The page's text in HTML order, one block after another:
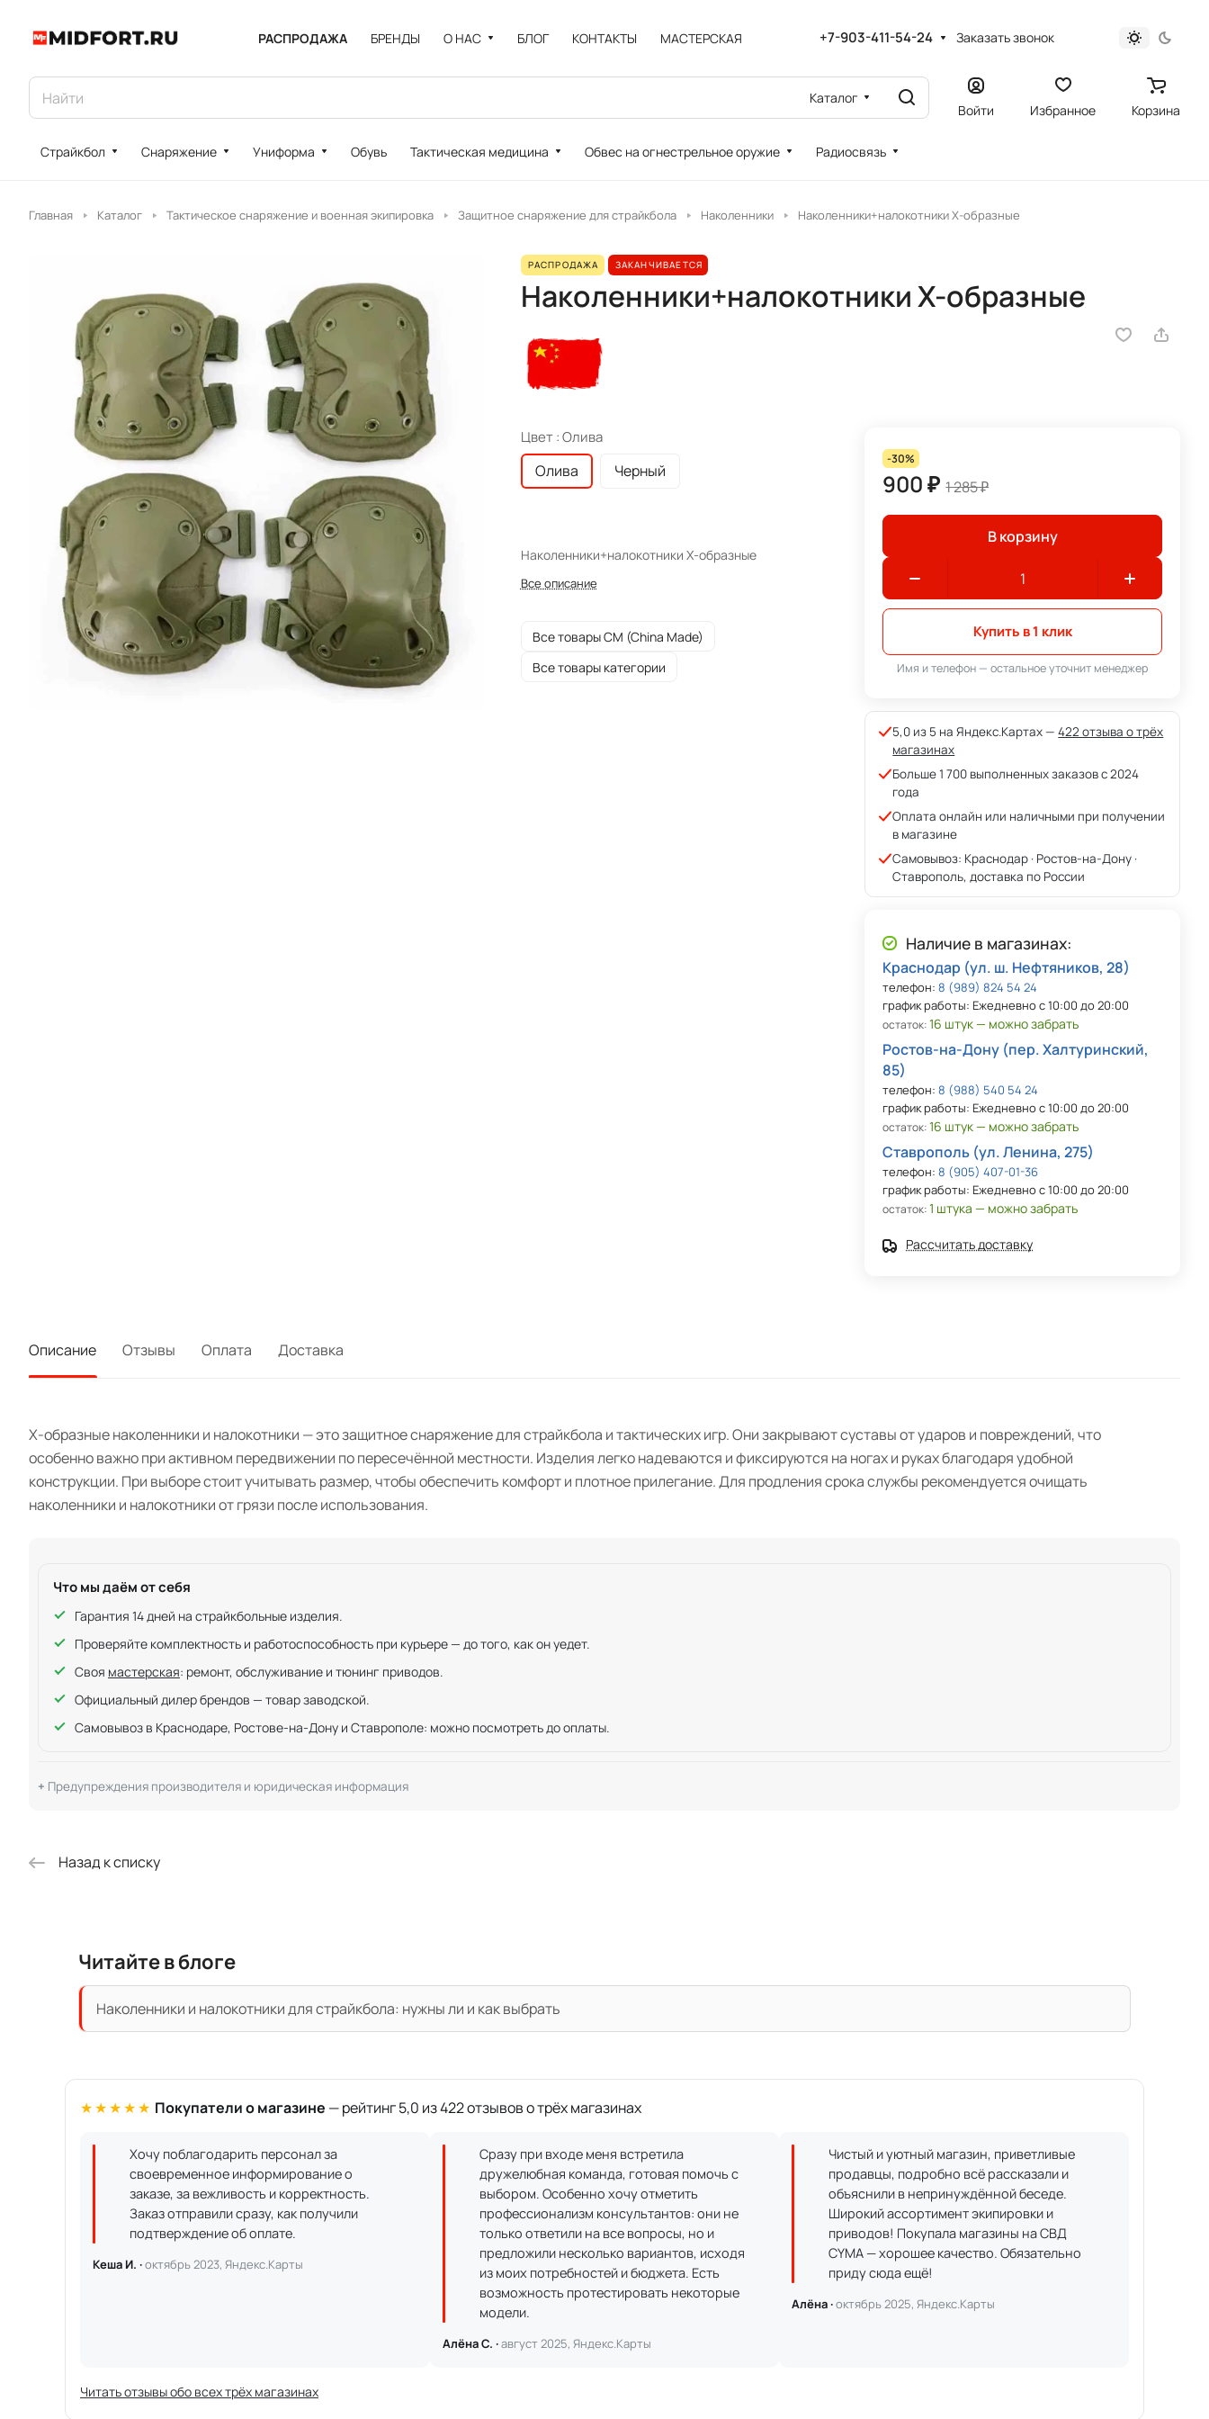
РАСПРОДАЖА БРЕНДЫ О НАС БЛОГ КОНТАКТЫ МАСТЕРСКАЯ +7-903-411-54-24 Заказать звонок
Каталог
Войти Избранное Корзина
Страйкбол Снаряжение Униформа Обувь Тактическая медицина Обвес на огнестрельное оружие Радиосвязь
Главная Каталог Тактическое снаряжение и военная экипировка Защитное снаряжение для страйкбола Наколенники Наколенники+налокотники X-образные
РАСПРОДАЖА ЗАКАНЧИВАЕТСЯ
Наколенники+налокотники X-образные
Цвет :Олива
Олива Черный
Наколенники+налокотники X-образные
Все описание
Все товары CM (China Made)
Все товары категории
-30%
900 ₽ 1 285 ₽
В корзину
Купить в 1 клик
Имя и телефон — остальное уточнит менеджер
5,0 из 5 на Яндекс.Картах —422 отзыва о трёх
магазинах
Больше 1 700 выполненных заказов с 2024
года
Оплата онлайн или наличными при получении
в магазине
Самовывоз: Краснодар · Ростов-на-Дону ·
Ставрополь, доставка по России
Наличие в магазинах:
Краснодар (ул. ш. Нефтяников, 28)
телефон:8 (989) 824 54 24
график работы: Ежедневно с 10:00 до 20:00
остаток:16 штук — можно забрать
Ростов-на-Дону (пер. Халтуринский,
85)
телефон:8 (988) 540 54 24
график работы: Ежедневно с 10:00 до 20:00
остаток:16 штук — можно забрать
Ставрополь (ул. Ленина, 275)
телефон:8 (905) 407-01-36
график работы: Ежедневно с 10:00 до 20:00
остаток:1 штука — можно забрать
Рассчитать доставку
Описание Отзывы Оплата Доставка
X-образные наколенники и налокотники — это защитное снаряжение для страйкбола и тактических игр. Они закрывают суставы от ударов и повреждений, что
особенно важно при активном передвижении по пересечённой местности. Изделия легко надеваются и фиксируются на ногах и руках благодаря удобной
конструкции. При выборе стоит учитывать размер, чтобы обеспечить комфорт и плотное прилегание. Для продления срока службы рекомендуется очищать
наколенники и налокотники от грязи после использования.
Что мы даём от себя
Гарантия 14 дней на страйкбольные изделия.
Проверяйте комплектность и работоспособность при курьере — до того, как он уедет.
Своя мастерская: ремонт, обслуживание и тюнинг приводов.
Официальный дилер брендов — товар заводской.
Самовывоз в Краснодаре, Ростове-на-Дону и Ставрополе: можно посмотреть до оплаты.
Предупреждения производителя и юридическая информация
Назад к списку
Читайте в блоге
Наколенники и налокотники для страйкбола: нужны ли и как выбрать
★★★★★ Покупатели о магазине — рейтинг 5,0 из 422 отзывов о трёх магазинах
Хочу поблагодарить персонал за
своевременное информирование о
заказе, за вежливость и корректность.
Заказ отправили сразу, как получили
подтверждение об оплате.
Кеша И. ·октябрь 2023, Яндекс.Карты
Сразу при входе меня встретила
дружелюбная команда, готовая помочь с
выбором. Особенно хочу отметить
профессионализм консультантов: они не
только ответили на все вопросы, но и
предложили несколько вариантов, исходя
из моих потребностей и бюджета. Есть
возможность протестировать некоторые
модели.
Алёна С. ·август 2025, Яндекс.Карты
Чистый и уютный магазин, приветливые
продавцы, подробно всё рассказали и
объяснили в непринуждённой беседе.
Широкий ассортимент экипировки и
приводов! Покупала магазины на СВД
CYMA — хорошее качество. Обязательно
приду сюда ещё!
Алёна ·октябрь 2025, Яндекс.Карты
Читать отзывы обо всех трёх магазинах